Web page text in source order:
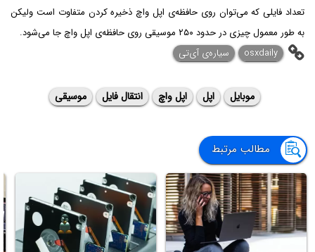
تعداد فایلی که می‌توان روی حافظه‌ی اپل واچ ذخیره کردن متفاوت است ولیکن
به طور معمول چیزی در حدود ۲۵۰ موسیقی روی حافظه‌ی اپل واچ جا می‌شود.
osxdaily
سیاره‌ی آی‌تی
موبایل اپل اپل واچ انتقال فایل موسیقی
مطالب مرتبط